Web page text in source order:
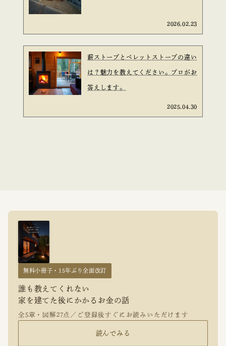
2026.02.23
薪ストーブとペレットストーブの違い
は？魅力を教えてください。プロがお
答えします。
2025.04.30
無料小冊子・15年ぶり全面改訂
誰も教えてくれない
家を建てた後にかかるお金の話
全5章・図解27点／ご登録後すぐにお読みいただけます
読んでみる